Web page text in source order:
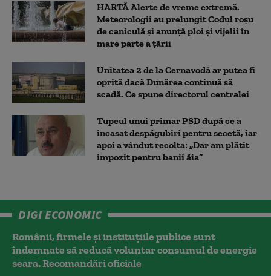
HARTĂ Alerte de vreme extremă.
Meteorologii au prelungit Codul roșu
de caniculă și anunță ploi și vijelii în
mare parte a țării
Unitatea 2 de la Cernavodă ar putea fi
oprită dacă Dunărea continuă să
scadă. Ce spune directorul centralei
Tupeul unui primar PSD după ce a
încasat despăgubiri pentru secetă, iar
apoi a vândut recolta: „Dar am plătit
impozit pentru banii ăia”
DIGI ECONOMIC
Românii, firmele și instituțiile publice sunt
îndemnate să reducă voluntar consumul de energie
seara. Recomandări oficiale